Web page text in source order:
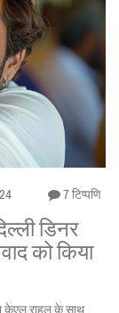
7 टिप्पणि
डिनर
को किया
राहुल के साथ